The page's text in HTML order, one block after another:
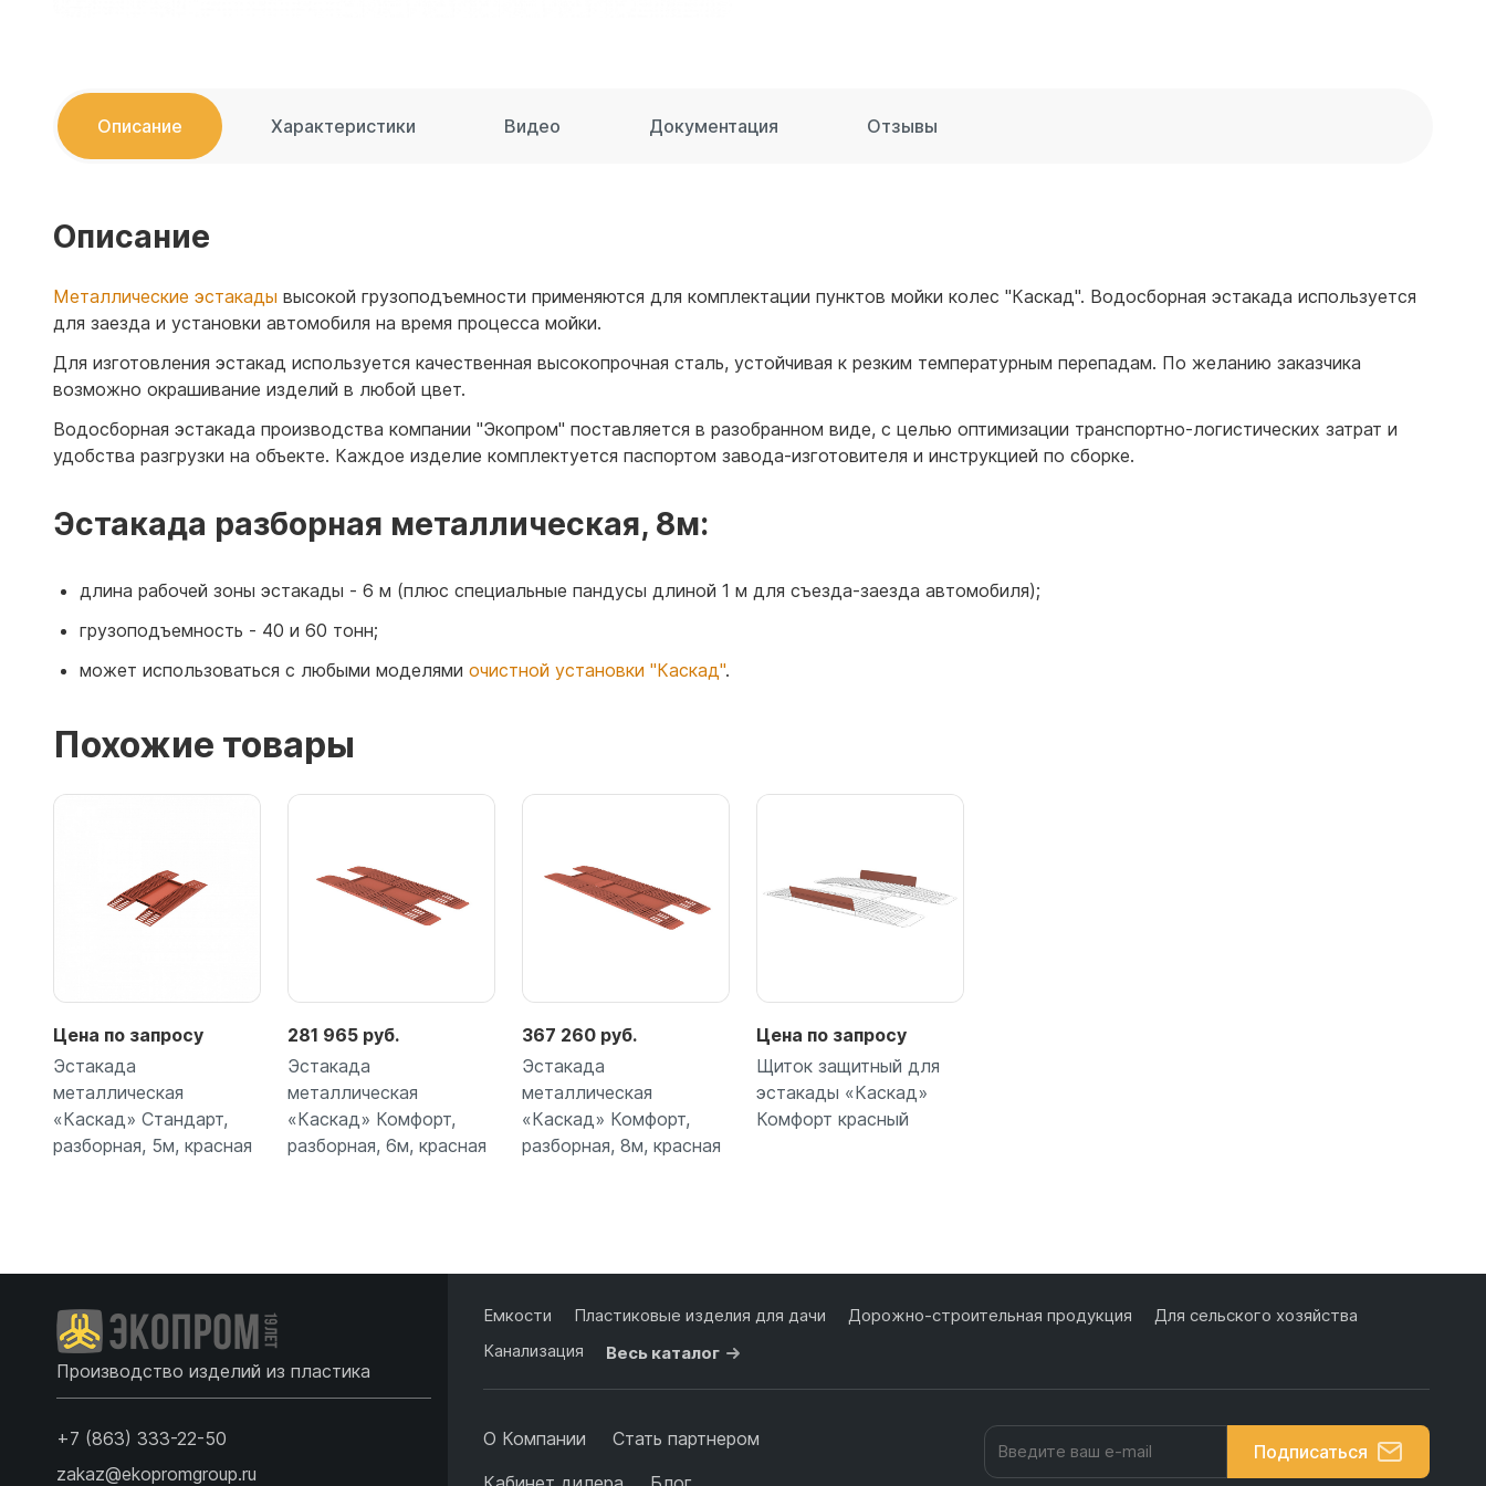
Описание Характеристики Видео Документация Отзывы
Описание
Металлические эстакады высокой грузоподъемности применяются для комплектации пунктов мойки колес "Каскад". Водосборная эстакада используется
для заезда и установки автомобиля на время процесса мойки.
Для изготовления эстакад используется качественная высокопрочная сталь, устойчивая к резким температурным перепадам. По желанию заказчика
возможно окрашивание изделий в любой цвет.
Водосборная эстакада производства компании "Экопром" поставляется в разобранном виде, с целью оптимизации транспортно-логистических затрат и
удобства разгрузки на объекте. Каждое изделие комплектуется паспортом завода-изготовителя и инструкцией по сборке.
Эстакада разборная металлическая, 8м:
длина рабочей зоны эстакады - 6 м (плюс специальные пандусы длиной 1 м для съезда-заезда автомобиля);
грузоподъемность - 40 и 60 тонн;
может использоваться с любыми моделями очистной установки "Каскад".
Похожие товары
Цена по запросу
Эстакада
металлическая
«Каскад» Стандарт,
разборная, 5м, красная
281 965 руб.
Эстакада
металлическая
«Каскад» Комфорт,
разборная, 6м, красная
367 260 руб.
Эстакада
металлическая
«Каскад» Комфорт,
разборная, 8м, красная
Цена по запросу
Щиток защитный для
эстакады «Каскад»
Комфорт красный
Производство изделий из пластика
+7 (863) 333-22-50
zakaz@ekopromgroup.ru
Емкости Пластиковые изделия для дачи Дорожно-строительная продукция
Для сельского хозяйства
Канализация
Весь каталог
О Компании
Стать партнером
Подписаться